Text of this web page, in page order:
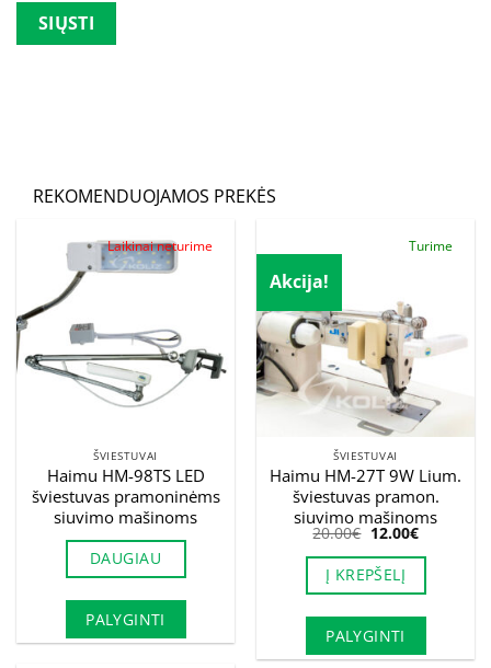
REKOMENDUOJAMOS PREKĖS
Laikinai neturime
ŠVIESTUVAI
Haimu HM-98TS LED
šviestuvas pramoninėms
siuvimo mašinoms
DAUGIAU
PALYGINTI
Akcija!
Turime
ŠVIESTUVAI
Haimu HM-27T 9W Lium.
šviestuvas pramon.
siuvimo mašinoms
20.00€ Original
price
was:
20.00€.
12.00€Current
price
is:
Į KREPŠELĮ
PALYGINTI